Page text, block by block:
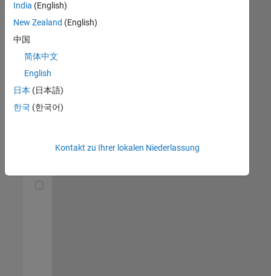
(m/f/d)
DE-München
Senior Utilities and Energy Market Developer (m/f/d)
and Energy
Market
Developer
Marketing |
India (English)
New Zealand (English)
中国
简体中文
English
日本 (日本語)
한국 (한국어)
Kontakt zu Ihrer lokalen Niederlassung